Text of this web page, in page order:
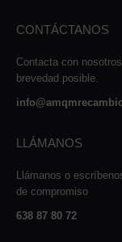
CONTÁCTANOS
Contacta con
brevedad posible.
LLÁMANOS
Llámanos o
de compromiso
638 87 80 72